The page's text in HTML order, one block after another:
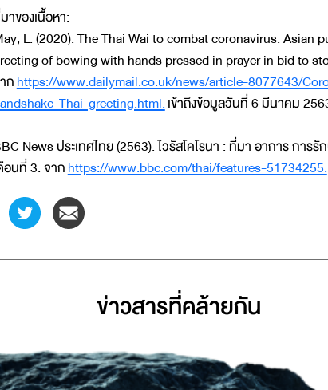
าของเนื้อหา:
L. (2020). The Thai Wai to combat coronavirus:
of bowing with hands pressed in prayer in bid to
กhttps://www.dailymail.co.uk/news/article-8077643/
Thai-greeting.html.เข้าถึงข้อมูลวันที่ 6 มีนาคม
News ประเทศไทย (2563). ไวรัสโคโรนา : ที่มา อาการ การ
อนที่ 3. จากhttps://www.bbc.com/thai/features-51734255.
ข่าวสารที่่คล้ายกัน